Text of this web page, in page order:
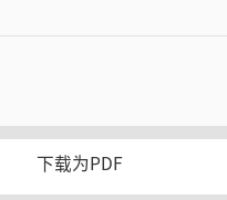
下载为PDF